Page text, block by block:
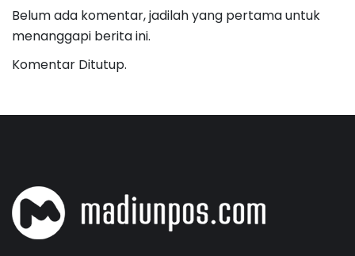
Belum ada komentar, jadilah yang pertama untuk
menanggapi berita ini.
Komentar Ditutup.